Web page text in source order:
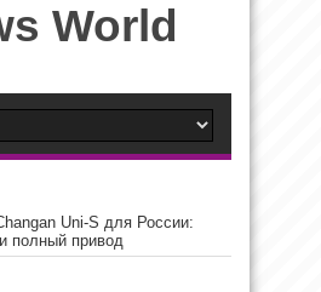
World
Uni-S для России:
полный привод